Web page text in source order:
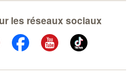
les réseaux sociaux